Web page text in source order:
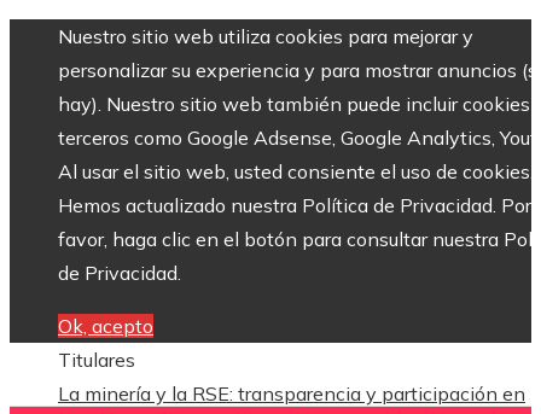
Nuestro sitio web utiliza cookies para mejorar y
personalizar su experiencia y para mostrar anuncios
hay). Nuestro sitio web también puede incluir cookies
terceros como Google Adsense, Google Analytics,
Al usar el sitio web, usted consiente el uso de cookies.
Hemos actualizado nuestra Política de Privacidad. Por
favor, haga clic en el botón para consultar nuestra
de Privacidad.
Ok, acepto
Titulares
La minería y la RSE: transparencia y participación en